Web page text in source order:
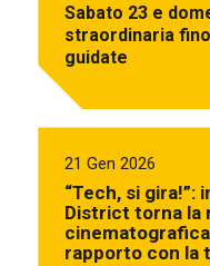
Sabato 23 e
straordinaria
guidate
21 Gen 2026
“Tech, si gira!”:
District torna la
rapporto con la